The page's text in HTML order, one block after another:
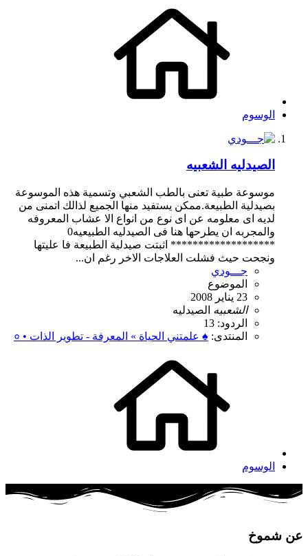
الوسوم
الصيدليه الشعبيه
موسوعة طبية تعنى بالطب الشعبي وتسمية هذه الموسوعة
بصيدلية الطبيعة.ممكن يستفيد منها الجميع لذالك اتمنى من
لديه اى معلومه عن اى نوع من انواع الا عشاب المعروفه
والمجربه ان يطرحها هنا فى الصيدليه الطبيعيه0
******************* اثبتت صيدلية الطبيعة فا عليتها
ونجحت حيث فشلت العلاجات الاخر رغم ان...
جـــودي
الموضوع
23 يناير 2008
الشعبيه الصيدليه
الردود: 13
المنتدى: ♠ علمتني الحياة » المعرفة - تطوير الذات • ०
الوسوم
عن شموخ